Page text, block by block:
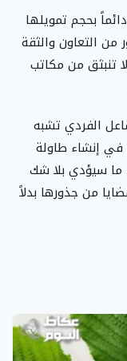
بحجم تمويلها
من التعاون والثقة
تنبثق من مكاتب
الفردي تشبه
في إنشاء طاولة
ما سيؤدي بلا شك
من جذورها بدلاً